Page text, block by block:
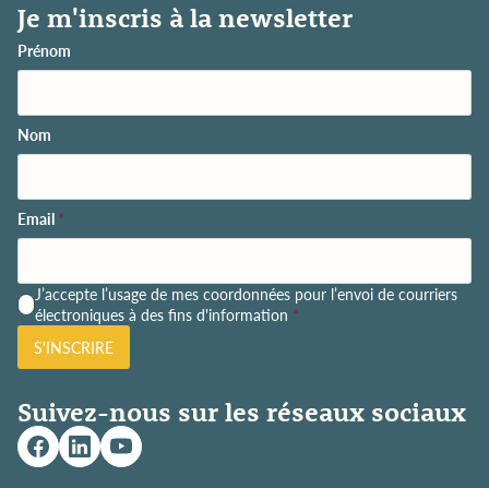
Je m'inscris à la newsletter
Prénom
Nom
Email *
P
o
l
t
q
u
e
J’accepte l’usage de mes coordonnées pour l’envoi de courriers
électroniques à des fins d'information *
S'INSCRIRE
Suivez-nous sur les réseaux sociaux